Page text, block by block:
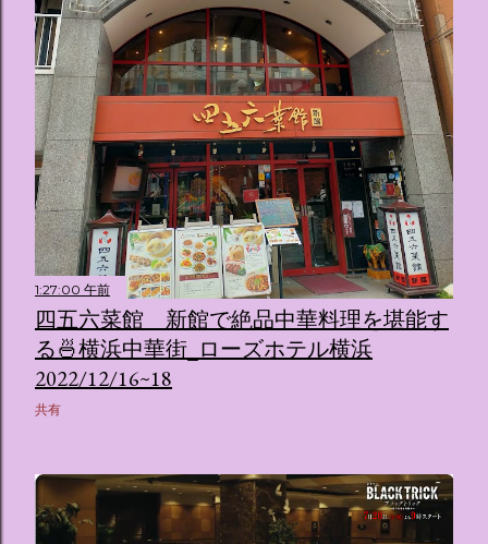
1:27:00 午前
四五六菜館 新館で絶品中華料理を堪能す
る🍜横浜中華街_ローズホテル横浜
2022/12/16~18
共有